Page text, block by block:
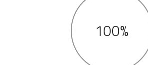
100%